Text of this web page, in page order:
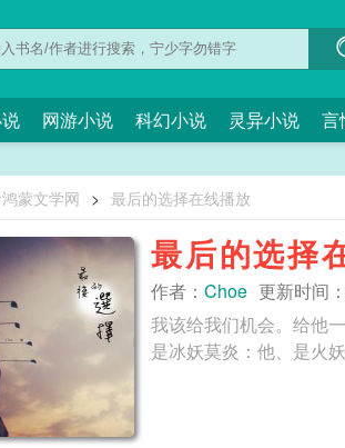
网游小说 科幻小说 灵异小说 言
鸿蒙文学网 > 最后的选择在线播放
最后的选择
作者： Choe 更新时间
我该给我们机会。给他